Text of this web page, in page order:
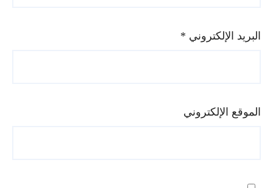
البريد الإلكتروني*
الموقع الإلكتروني